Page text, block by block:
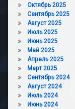
Октябрь 2025
Сентябрь 2025
Август 2025
Июль 2025
Июнь 2025
Май 2025
Апрель 2025
Март 2025
Сентябрь 2024
Август 2024
Июль 2024
Июнь 2024